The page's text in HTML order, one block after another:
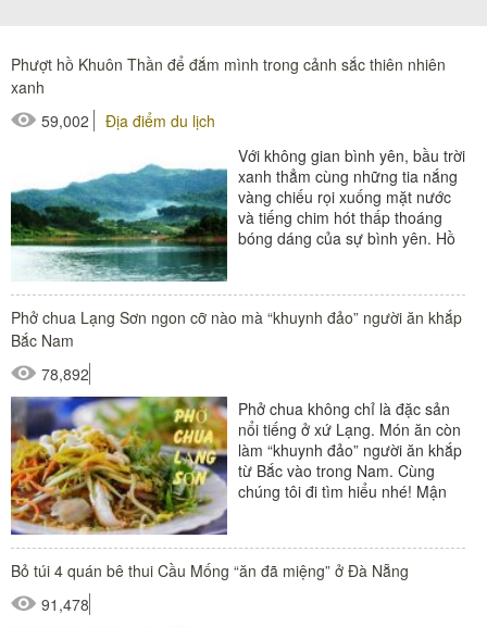
Phượt hồ Khuôn Thần để đắm mình trong cảnh sắc thiên nhiên
xanh
59,002
Địa điểm du lịch
Với không gian bình yên, bầu trời
xanh thẳm cùng những tia nắng
vàng chiếu rọi xuống mặt nước
và tiếng chim hót thấp thoáng
bóng dáng của sự bình yên. Hồ
Phở chua Lạng Sơn ngon cỡ nào mà “khuynh đảo” người ăn khắp
Bắc Nam
78,892
Phở chua không chỉ là đặc sản
nổi tiếng ở xứ Lạng. Món ăn còn
làm “khuynh đảo” người ăn khắp
từ Bắc vào trong Nam. Cùng
chúng tôi đi tìm hiểu nhé! Mận
Bỏ túi 4 quán bê thui Cầu Mống “ăn đã miệng” ở Đà Nẵng
91,478